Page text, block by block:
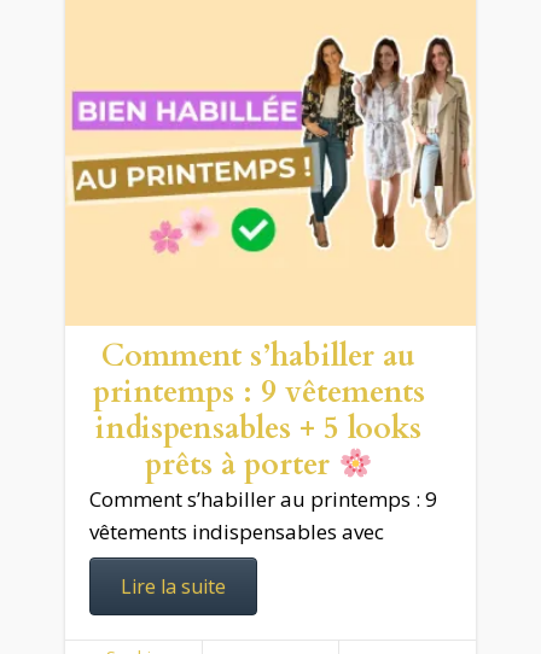
Comment s’habiller au
printemps : 9 vêtements
indispensables + 5 looks
prêts à porter
Comment s’habiller au printemps : 9
vêtements indispensables avec
Lire la suite